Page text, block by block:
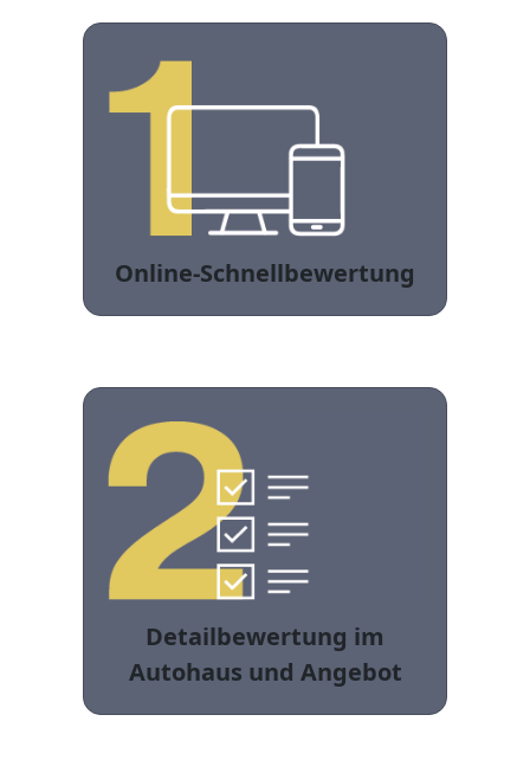
Online-Schnellbewertung
Detailbewertung im
Autohaus und Angebot